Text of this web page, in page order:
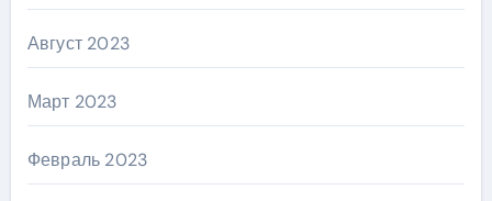
Август 2023
Март 2023
Февраль 2023